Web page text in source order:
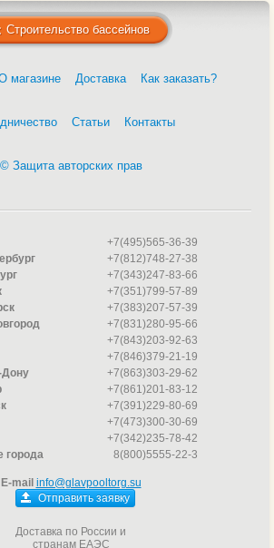
Строительство бассейнов
магазине Доставка Как заказать?
Статьи Контакты
© Защита авторских прав
+7(495)565-36-39
+7(812)748-27-38
+7(343)247-83-66
+7(351)799-57-89
+7(383)207-57-39
+7(831)280-95-66
+7(843)203-92-63
+7(846)379-21-19
Дону
+7(863)303-29-62
+7(861)201-83-12
+7(391)229-80-69
+7(473)300-30-69
+7(342)235-78-42
города
8(800)5555-22-3
E-mail info@glavpooltorg.su
Отправить заявку
Доставка по России и
странам ЕАЭС